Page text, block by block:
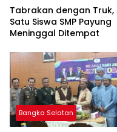
Tabrakan dengan Truk,
Satu Siswa SMP Payung
Meninggal Ditempat
Bangka Selatan